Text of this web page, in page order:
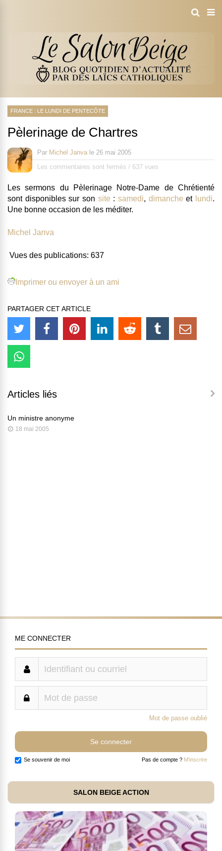
FRANCE : LE LUNDI DE PENTECÔTE
Pèlerinage de Chartres
Par Michel Janva le 26 mai 2005
Les commentaires sont fermés / 637 vues
Les sermons du Pèlerinage Notre-Dame de Chrétienté
sont disponibles sur son site :samedi, dimanche et lundi.
Une bonne occasion de les méditer.
Michel Janva
Vues des publications: 637
Imprimer ou envoyer à un ami
PARTAGER CET ARTICLE
Articles liés
Un ministre anonyme
18 mai 2005
ME CONNECTER
Mot de passe oublié
Se souvenir de moi Pas de compte ? M'inscrire
SALON BEIGE ACTION